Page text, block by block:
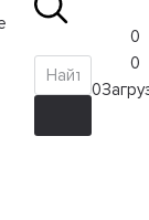
0
0
0